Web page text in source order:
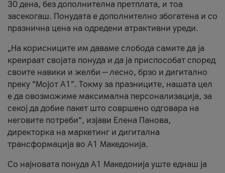
30 дена, без дополнителна претплата, и тоа
засекогаш. Понудата е дополнително збогатена и со
празнична цена на одредени атрактивни уреди.
„На корисниците им даваме слобода самите да ја
креираат својата понуда и да ја приспособат според
своите навики и желби — лесно, брзо и дигитално
преку “Мојот А1”. Токму за празниците, нашата цел
е да овозможиме максимална персонализација, за
секој да добие пакет што совршено одговара на
неговите потреби“, изјави Елена Панова,
директорка на маркетинг и дигитална
трансформација во А1 Македонија.
Со најновата понуда А1 Македонија уште еднаш ја